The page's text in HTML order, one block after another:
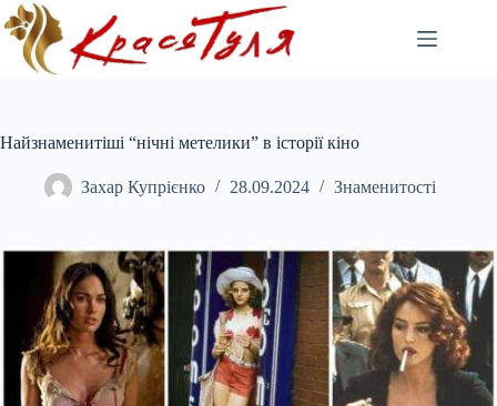
Перейти
до
вмісту
Найзнаменитіші “нічні метелики” в історії кіно
Захар Купрієнко 28.09.2024 Знаменитості